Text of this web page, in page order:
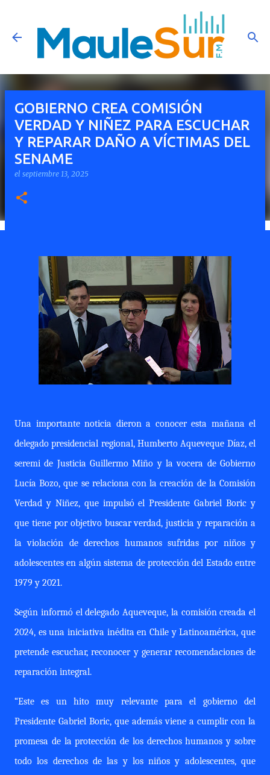
Ir al contenido principal
GOBIERNO CREA COMISIÓN
VERDAD Y NIÑEZ PARA ESCUCHAR
Y REPARAR DAÑO A VÍCTIMAS DEL
SENAME
el septiembre 13, 2025
Una importante noticia dieron a conocer esta mañana el
delegado presidencial regional, Humberto Aqueveque Díaz, el
seremi de Justicia Guillermo Miño y la vocera de Gobierno
Lucía Bozo, que se relaciona con la creación de la Comisión
Verdad y Niñez, que impulsó el Presidente Gabriel Boric y
que tiene por objetivo buscar verdad, justicia y reparación a
la violación de derechos humanos sufridas por niños y
adolescentes en algún sistema de protección del Estado entre
1979 y 2021.
Según informó el delegado Aqueveque, la comisión creada el
2024, es una iniciativa inédita en Chile y Latinoamérica, que
pretende escuchar, reconocer y generar recomendaciones de
reparación integral.
“Este es un hito muy relevante para el gobierno del
Presidente Gabriel Boric, que además viene a cumplir con la
promesa de la protección de los derechos humanos y sobre
todo los derechos de las y los niños y adolescentes, que